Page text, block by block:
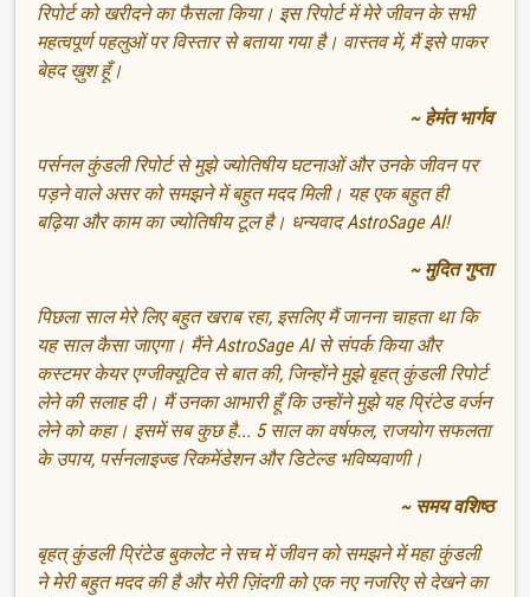
रिपोर्ट को खरीदने का फैसला किया। इस रिपोर्ट में मेरे जीवन के सभी
महत्वपूर्ण पहलुओं पर विस्तार से बताया गया है। वास्तव में, मैं इसे पाकर
बेहद ख़ुश हूँ।
~ हेमंत भार्गव
पर्सनल कुंडली रिपोर्ट से मुझे ज्योतिषीय घटनाओं और उनके जीवन पर
पड़ने वाले असर को समझने में बहुत मदद मिली। यह एक बहुत ही
बढ़िया और काम का ज्योतिषीय टूल है। धन्यवाद AstroSage AI!
~ मुदित गुप्ता
पिछला साल मेरे लिए बहुत खराब रहा, इसलिए मैं जानना चाहता था कि
यह साल कैसा जाएगा। मैंने AstroSage AI से संपर्क किया और
कस्टमर केयर एग्जीक्यूटिव से बात की, जिन्होंने मुझे बृहत् कुंडली रिपोर्ट
लेने की सलाह दी। मैं उनका आभारी हूँ कि उन्होंने मुझे यह प्रिंटेड वर्जन
लेने को कहा। इसमें सब कुछ है... 5 साल का वर्षफल, राजयोग सफलता
के उपाय, पर्सनलाइज्ड रिकमेंडेशन और डिटेल्ड भविष्यवाणी।
~ समय वशिष्ठ
बृहत् कुंडली प्रिंटेड बुकलेट ने सच में जीवन को समझने में महा कुंडली
ने मेरी बहुत मदद की है और मेरी ज़िंदगी को एक नए नजरिए से देखने का